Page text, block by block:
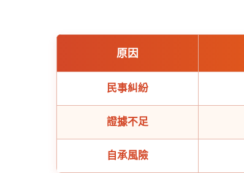
原因
民事糾紛
證據不足
自承風險